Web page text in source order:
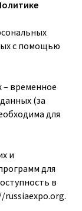
с помощью
– временное
(за
для
и
для
в
.